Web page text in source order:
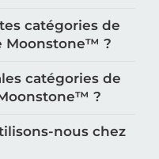
catégories de
Moonstone™️ ?
catégories de
?
nous chez